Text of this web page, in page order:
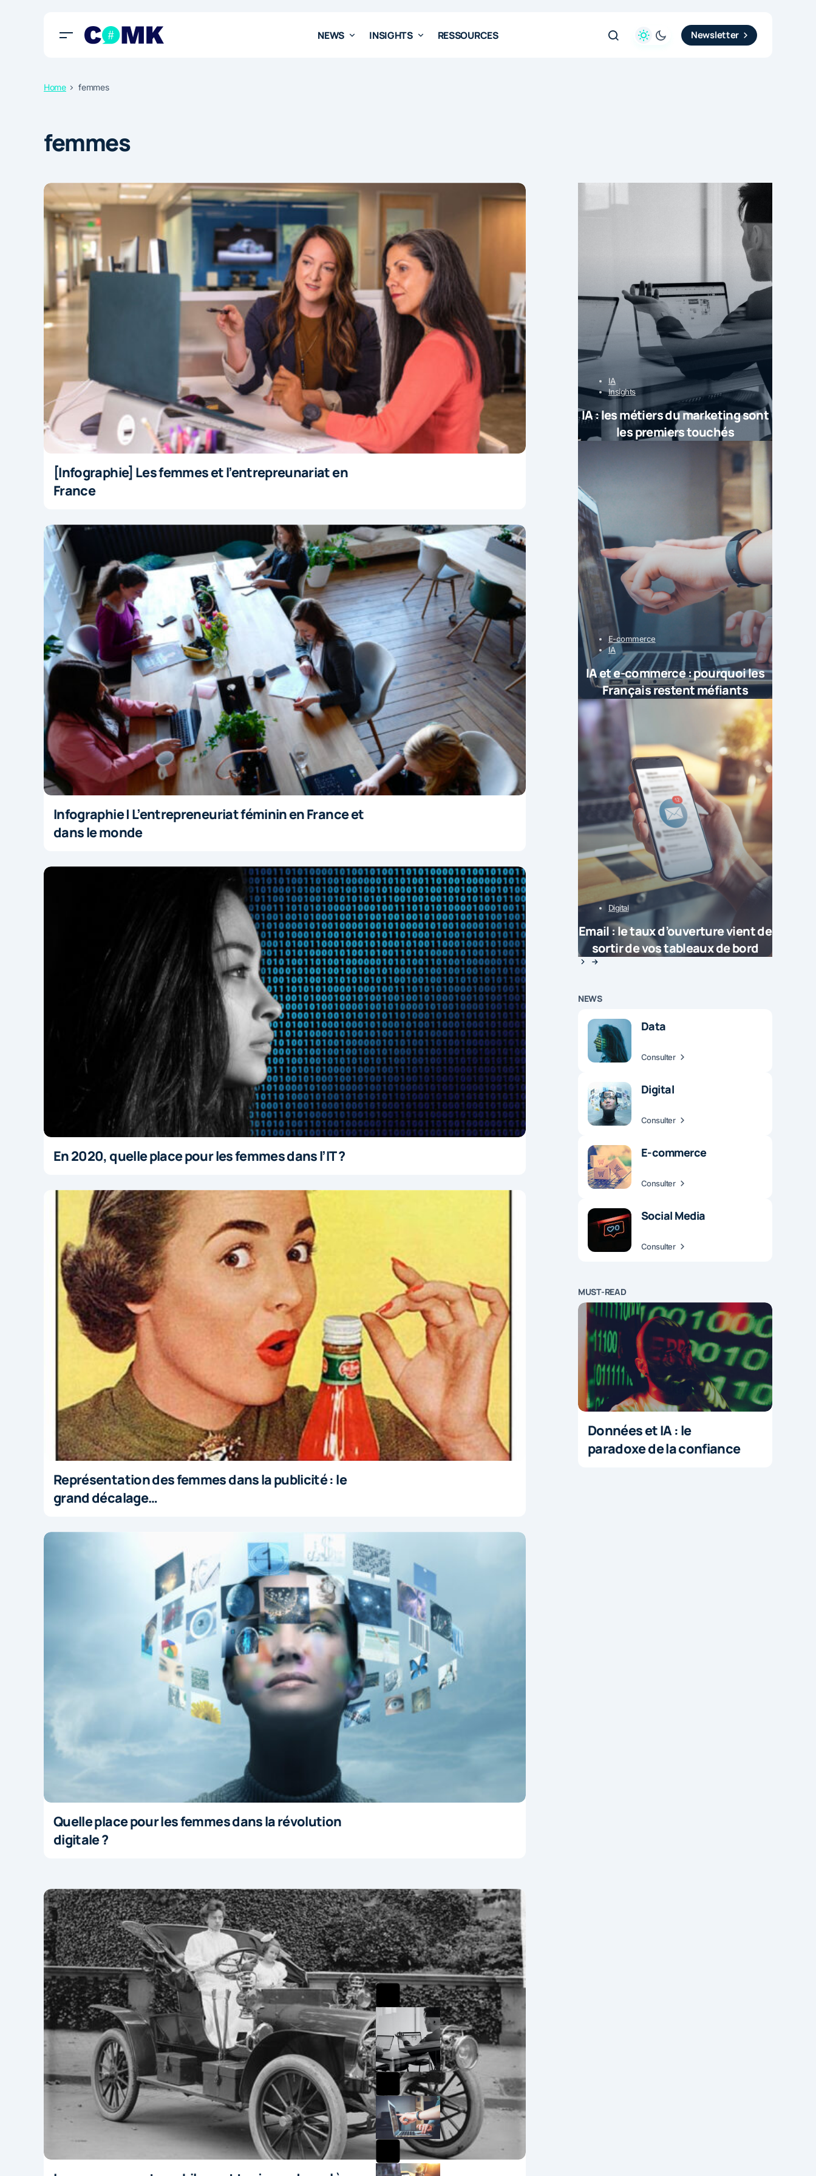
NEWS INSIGHTS RESSOURCES Newsletter
Home femmes
femmes
[Infographie] Les femmes et l’entrepreunariat en
France
Infographie | L’entrepreneuriat féminin en France et
dans le monde
En 2020, quelle place pour les femmes dans l’IT ?
Représentation des femmes dans la publicité : le
grand décalage…
Quelle place pour les femmes dans la révolution
digitale ?
IA
Insights
IA : les métiers du marketing sont
les premiers touchés
E-commerce
IA
IA et e-commerce : pourquoi les
Français restent méfiants
Digital
Email : le taux d’ouverture vient de
sortir de vos tableaux de bord
NEWS
Data
Consulter
Digital
Consulter
E-commerce
Consulter
Social Media
Consulter
MUST-READ
Données et IA : le
paradoxe de la confiance